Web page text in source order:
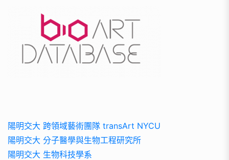
陽明交大 跨領域藝術團隊 transArt NYCU
陽明交大 分子醫學與生物工程研究所
陽明交大 生物科技學系